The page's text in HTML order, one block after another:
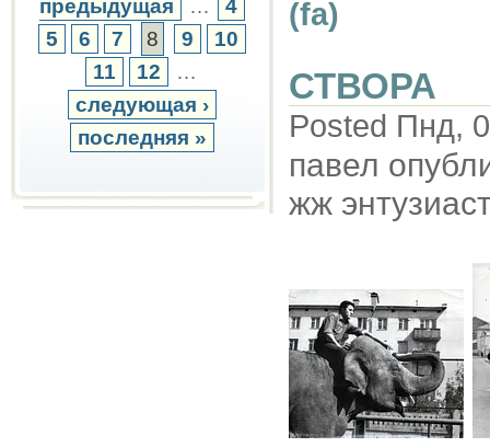
предыдущая …
4
5
6 7 8 9
10
11
12
…
следующая ›
последняя »
(fa)
СТВОРА
Posted Пнд,
павел
жж